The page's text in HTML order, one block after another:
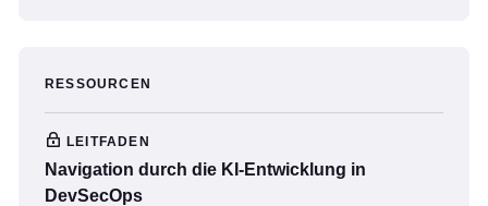
RESSOURCEN
LEITFADEN
Navigation durch die KI-Entwicklung in
DevSecOps